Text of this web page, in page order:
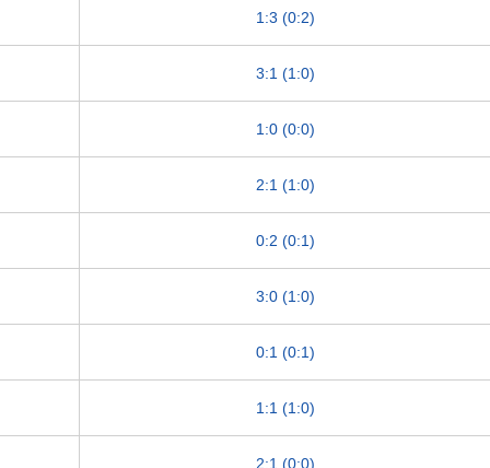
1:3 (0:2)
3:1 (1:0)
1:0 (0:0)
2:1 (1:0)
0:2 (0:1)
3:0 (1:0)
0:1 (0:1)
1:1 (1:0)
2:1 (0:0)